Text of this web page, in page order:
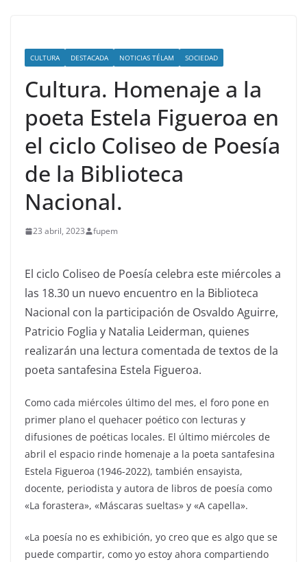
CULTURA DESTACADA NOTICIAS TÉLAM SOCIEDAD
Cultura. Homenaje a la
poeta Estela Figueroa en
el ciclo Coliseo de Poesía
de la Biblioteca
Nacional.
23 abril, 2023 fupem
El ciclo Coliseo de Poesía celebra este miércoles a
las 18.30 un nuevo encuentro en la Biblioteca
Nacional con la participación de Osvaldo Aguirre,
Patricio Foglia y Natalia Leiderman, quienes
realizarán una lectura comentada de textos de la
poeta santafesina Estela Figueroa.
Como cada miércoles último del mes, el foro pone en
primer plano el quehacer poético con lecturas y
difusiones de poéticas locales. El último miércoles de
abril el espacio rinde homenaje a la poeta santafesina
Estela Figueroa (1946-2022), también ensayista,
docente, periodista y autora de libros de poesía como
«La forastera», «Máscaras sueltas» y «A capella».
«La poesía no es exhibición, yo creo que es algo que se
puede compartir, como yo estoy ahora compartiendo